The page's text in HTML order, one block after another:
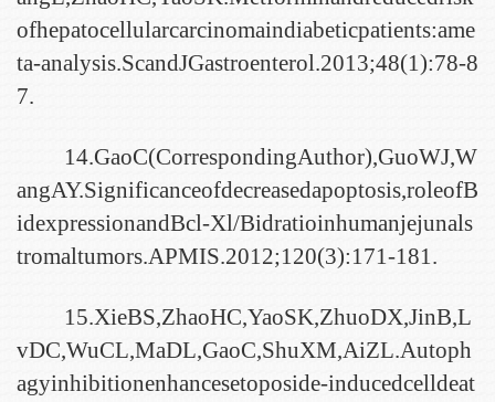
ofhepatocellularcarcinomaindiabeticpatients:ame
ta-analysis.ScandJGastroenterol.2013;48(1):78-8
7.
14.GaoC(CorrespondingAuthor),GuoWJ,W
angAY.Significanceofdecreasedapoptosis,roleofB
idexpressionandBcl-Xl/Bidratioinhumanjejunals
tromaltumors.APMIS.2012;120(3):171-181.
15.XieBS,ZhaoHC,YaoSK,ZhuoDX,JinB,L
vDC,WuCL,MaDL,GaoC,ShuXM,AiZL.Autoph
agyinhibitionenhancesetoposide-inducedcelldeat